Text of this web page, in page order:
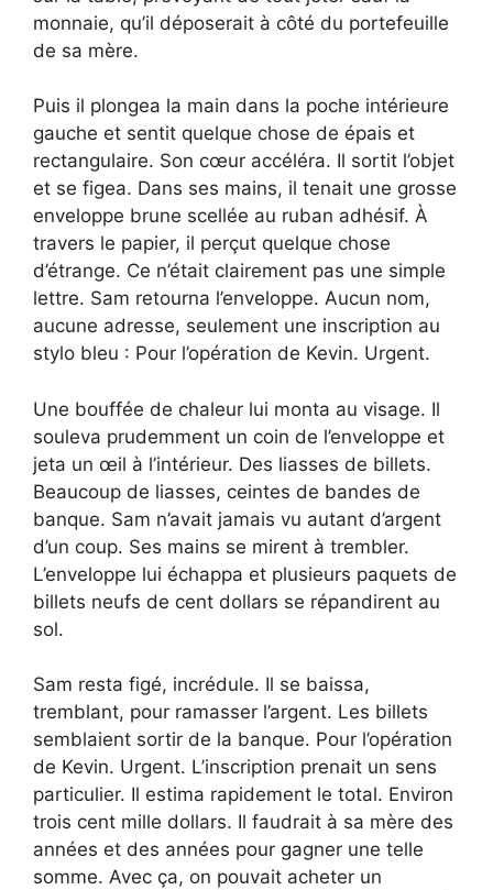
monnaie, qu’il déposerait à côté du portefeuille
de sa mère.
Puis il plongea la main dans la poche intérieure
gauche et sentit quelque chose de épais et
rectangulaire. Son cœur accéléra. Il sortit l’objet
et se figea. Dans ses mains, il tenait une grosse
enveloppe brune scellée au ruban adhésif. À
travers le papier, il perçut quelque chose
d’étrange. Ce n’était clairement pas une simple
lettre. Sam retourna l’enveloppe. Aucun nom,
aucune adresse, seulement une inscription au
stylo bleu : Pour l’opération de Kevin. Urgent.
Une bouffée de chaleur lui monta au visage. Il
souleva prudemment un coin de l’enveloppe et
jeta un œil à l’intérieur. Des liasses de billets.
Beaucoup de liasses, ceintes de bandes de
banque. Sam n’avait jamais vu autant d’argent
d’un coup. Ses mains se mirent à trembler.
L’enveloppe lui échappa et plusieurs paquets de
billets neufs de cent dollars se répandirent au
sol.
Sam resta figé, incrédule. Il se baissa,
tremblant, pour ramasser l’argent. Les billets
semblaient sortir de la banque. Pour l’opération
de Kevin. Urgent. L’inscription prenait un sens
particulier. Il estima rapidement le total. Environ
trois cent mille dollars. Il faudrait à sa mère des
années et des années pour gagner une telle
somme. Avec ça, on pouvait acheter un